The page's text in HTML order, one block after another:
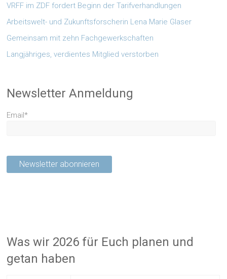
VRFF im ZDF fordert Beginn der Tarifverhandlungen
Arbeitswelt- und Zukunftsforscherin Lena Marie Glaser
Gemeinsam mit zehn Fachgewerkschaften
Langjähriges, verdientes Mitglied verstorben
Newsletter Anmeldung
Email*
Was wir 2026 für Euch planen und
getan haben